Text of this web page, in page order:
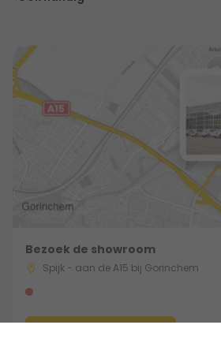
Bezoek de showroom
Spijk - aan de A15 bij Gorinchem